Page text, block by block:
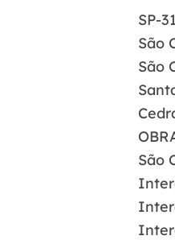
SP-
São
São
São